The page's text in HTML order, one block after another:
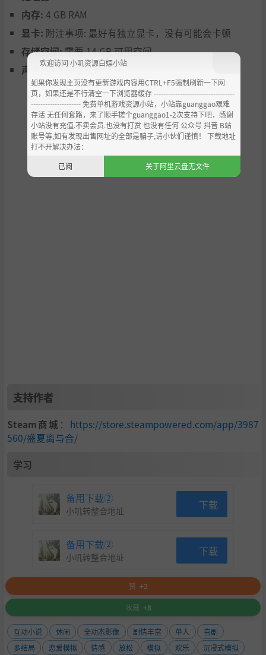
颜佳宁--深情专一的同窗女班长
深情专一的同窗班长，也是一名温柔耐心的倾听者；旅途的
相遇不仅让你回忆起过往种种，也为未来厦门的故事埋下伏
笔。
老六 —— 一直陪伴你的好基友，无需多言！
划策，也会在你纠结时“火上浇油”。
内存: 4 GB RAM
显卡: 附注事项: 最好有独立显卡，没有可能会卡顿
存储空间:需要 14 GB 可用空间
声卡:基本音频设备
支持作者
Steam商城 ： https://store.steampowered.com/app/3987
560/盛夏离与合/
学习
备用下载②
小叽转整合地址 下载
备用下载②
小叽转整合地址 下载
赞 +2
收藏 +8
互动小说 休闲 全动态影像 剧情丰富 单人
喜剧
多结局
恋爱模拟 情感 放松 模拟 欢乐
沉浸式模拟
欢迎访问 小叽资源白嫖小站
如果你发现主页没有更新游戏内容用CTRL+F5强制刷新一下网
页，如果还是不行清空一下浏览器缓存 ----------------------------------
--------------------- 免费单机游戏资源小站，小站靠guanggao艰难
存活 无任何套路，来了顺手搓个guanggao1-2次支持下吧，感谢
小站没有充值.不卖会员.也没有打赏 也没有任何 公众号 抖音 B站
账号等,如有发现出售网址的全部是骗子,请小伙们谨慎！ 下载地址
打不开解决办法：
已阅
关于阿里云盘无文件